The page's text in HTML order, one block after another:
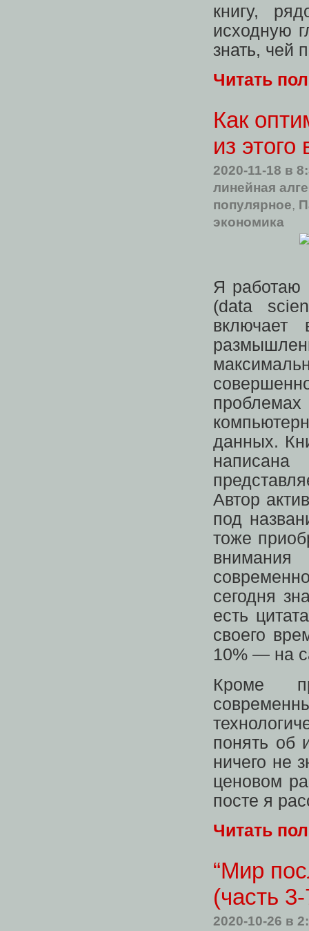
книгу,
исходную
знать, чей
Читать
Как
из
2020-11-18 в
линейная
популярное,
экономика
Я работаю
(data
включает
данных.
Автор
под
тоже
сегодня
есть
своего
10% — на
Кроме
понять об
ничего не
ценовом
посте я
Читать
“Мир
(часть
2020-10-26 в